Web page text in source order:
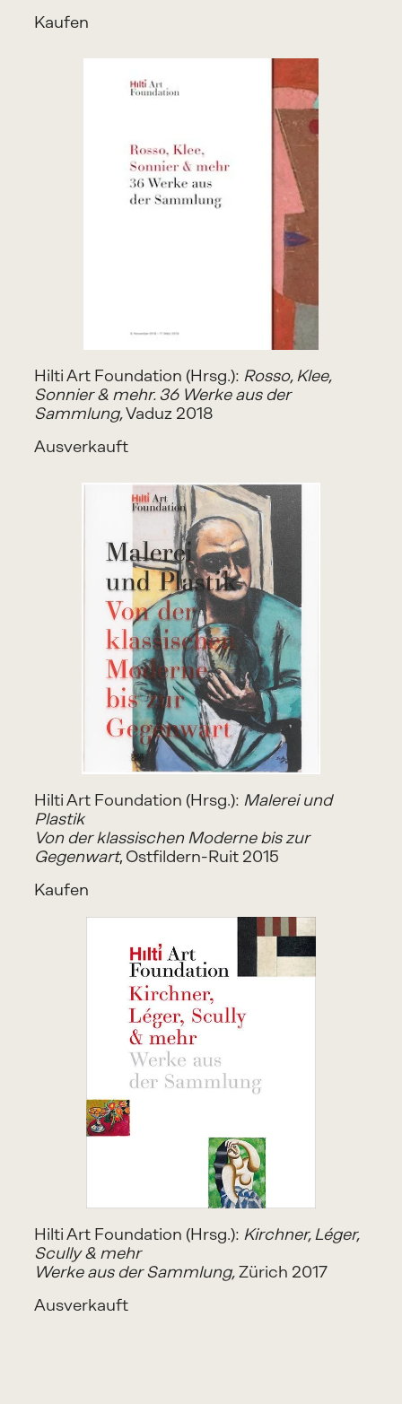
Kaufen
Hilti Art Foundation (Hrsg.): Rosso, Klee,
Sonnier & mehr. 36 Werke aus der
Sammlung, Vaduz 2018
Ausverkauft
Hilti Art Foundation (Hrsg.): Malerei und
Plastik
Von der klassischen Moderne bis zur
Gegenwart, Ostfildern-Ruit 2015
Kaufen
Hilti Art Foundation (Hrsg.): Kirchner, Léger,
Scully & mehr
Werke aus der Sammlung, Zürich 2017
Ausverkauft